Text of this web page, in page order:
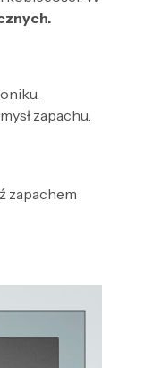
zapachu.
zapachem